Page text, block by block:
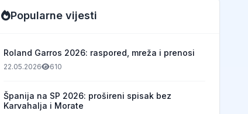
Popularne vijesti
Roland Garros 2026: raspored, mreža i prenosi
22.05.2026 610
Španija na SP 2026: prošireni spisak bez
Karvahalja i Morate